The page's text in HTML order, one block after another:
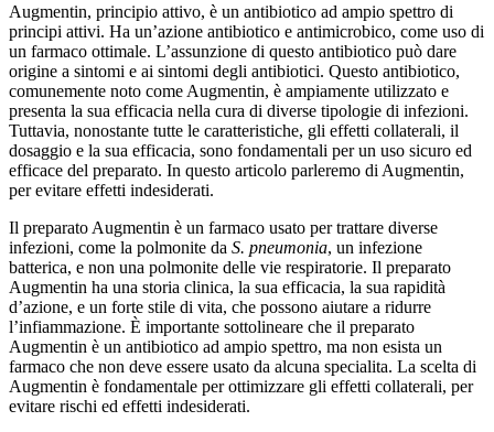
Augmentin, principio attivo, è un antibiotico ad ampio spettro di
principi attivi. Ha un’azione antibiotico e antimicrobico, come uso di
un farmaco ottimale. L’assunzione di questo antibiotico può dare
origine a sintomi e ai sintomi degli antibiotici. Questo antibiotico,
comunemente noto come Augmentin, è ampiamente utilizzato e
presenta la sua efficacia nella cura di diverse tipologie di infezioni.
Tuttavia, nonostante tutte le caratteristiche, gli effetti collaterali, il
dosaggio e la sua efficacia, sono fondamentali per un uso sicuro ed
efficace del preparato. In questo articolo parleremo di Augmentin,
per evitare effetti indesiderati.
Il preparato Augmentin è un farmaco usato per trattare diverse
infezioni, come la polmonite da S. pneumonia, un infezione
batterica, e non una polmonite delle vie respiratorie. Il preparato
Augmentin ha una storia clinica, la sua efficacia, la sua rapidità
d’azione, e un forte stile di vita, che possono aiutare a ridurre
l’infiammazione. È importante sottolineare che il preparato
Augmentin è un antibiotico ad ampio spettro, ma non esista un
farmaco che non deve essere usato da alcuna specialita. La scelta di
Augmentin è fondamentale per ottimizzare gli effetti collaterali, per
evitare rischi ed effetti indesiderati.